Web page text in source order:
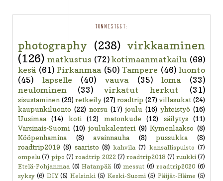
TUNNISTEET:
photography (238) virkkaaminen
(126) matkustus (72) kotimaanmatkailu (69)
kesä (61) Pirkanmaa (50) Tampere (46) luonto
(45)
lapselle (40) vauva (35) loma
(33)
neulominen
(33) virkatut herkut (31)
sisustaminen (29) retkeily (27) roadtrip (27) villasukat (24)
kaupunkiluonto (22) norsu (17) joulu (16) yhteistyö (16)
Uusimaa
(14) koti (12) matonkude (12) säilytys
(11)
Varsinais-Suomi (10) joulukalenteri (9) Kymenlaakso (8)
Kööpenhamina
(8) avainnauha (8) pussukka
(8)
roadtrip2019 (8) saaristo (8) kahvila (7) kansallispuisto (7)
ompelu (7) pipo (7) roadtrip 2022 (7) roadtrip2018 (7) ruukki (7)
Etelä-Pohjanmaa (6) Hatanpää (6) messut (6) roadtrip2020 (6)
syksy (6) DIY (5) Helsinki (5) Keski-Suomi (5) Päijät-Häme (5)